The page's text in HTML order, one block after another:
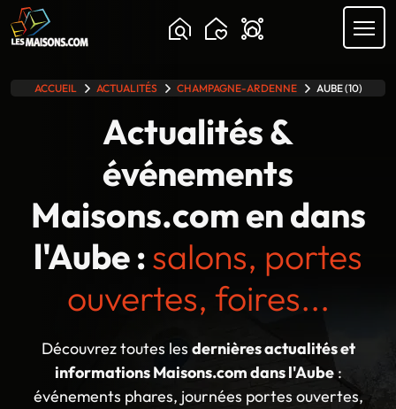
Chargement...
ACCUEIL ACTUALITÉS CHAMPAGNE-ARDENNE AUBE (10)
Actualités &
événements
Maisons.com en dans
l'Aube :salons, portes
ouvertes, foires...
Découvrez toutes les dernières actualités et
informations Maisons.com dans l'Aube:
événements phares, journées portes ouvertes,